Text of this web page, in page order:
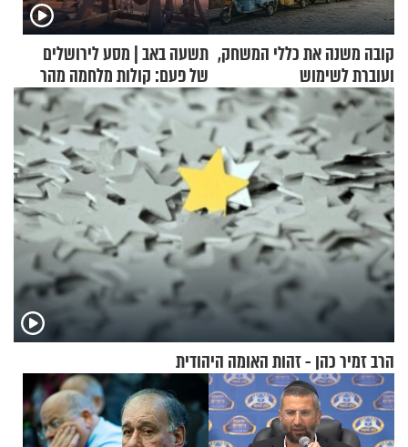
קובה משנה את כללי המשחק,
ועוברת לשימוש
בתלת־אופנועים סולאריים
תשעה באב | מסע לירושלים
של פעם: קולות מלחמה מהר
הזיתים
הרב זמיר כהן - זהות האומה היהודית